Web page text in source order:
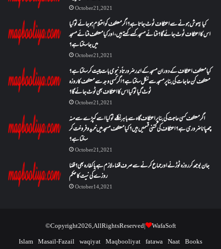
October 21, 2021
کیا بیہوش ہونے سے اعتکاف ٹوٹ جاتا ہے؟ اگر معتکف کو احتلام ہو جائے تو کیا
اس کا اعتکاف ٹوٹ جائے گا؟فنائے مسجد کسے کہتے ہیں ، اور کیا معتکف فنائے مسجد
میں جا سکتا ہے؟
October 21, 2021
کیا معتکف اعتکاف کے دوران مسجد کے اندر ضرورتاً دنیوی بات چیت کر سکتا ہے؟
معتکف کن حاجات کی بنا پر مسجد سے نکل سکتا ہے؟ اگر کسی وجہ سے معتکف کا روزہ
ٹوٹ گیا تو کیا اس کا اعتکاف بھی ٹوٹ جائے گا؟
October 21, 2021
اگر معتکف کسی حاجت کی بنا پر اعتکاف گاہ سے باہر نکلے تو کیا اسے کپڑے سے منہ
چھپانا ضروری ہے؟اعتکاف کی کتنی قسمیں ہیں؟کیا معتکف مسجد میں خرید و فروخت کر
سکتا ہے؟
October 21, 2021
جان بوجھ کر روزہ ٹوڑنے اور جماع کرنے سے صرف قضاء لازم ہے یا کفارہ بھی؟ قضا
روزے کی نیت کا حکم
October 14, 2021
© Copyright 2026, All Rights Reserved |
WafaSoft
Islam Masail-Fazail waqiyat Maqbooliyat fatawa Naat Books